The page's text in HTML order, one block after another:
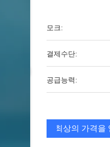
모크:
결제수단:
공급능력:
최상의 가격을